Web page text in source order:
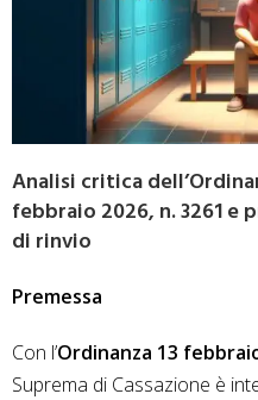
Analisi critica
febbraio 2026, n. 3261
di rinvio
Premessa
Con l’Ordinanza 13
Suprema di Cassazione è